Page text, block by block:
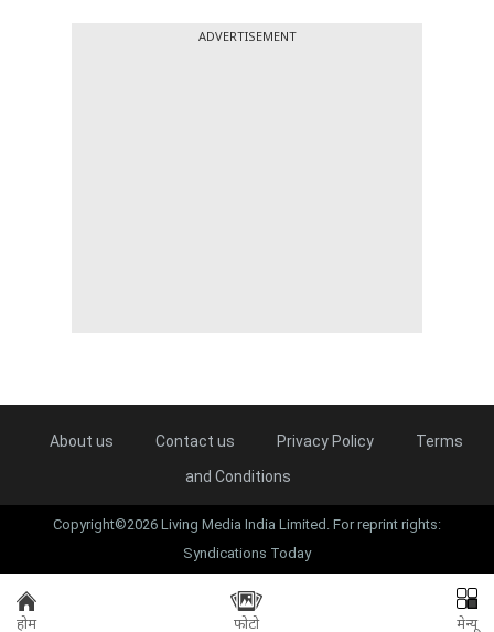
ADVERTISEMENT
होम फोटो मेन्यू
About us Contact us Privacy Policy
Terms
and Conditions
Copyright©2026 Living Media India Limited. For reprint rights:
Syndications Today